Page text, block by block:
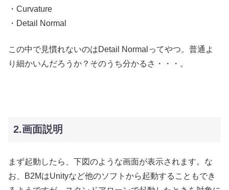
・Curvature
・Detail Normal
この中で見慣れないのはDetail Normalってやつ。普通よ
り細かいんだろうか？そのうち分かるさ・・・。
2.画面説明
まず起動したら、下図のような画面が表示されます。な
お、B2MはUnityなど他のソフトから起動することもでき